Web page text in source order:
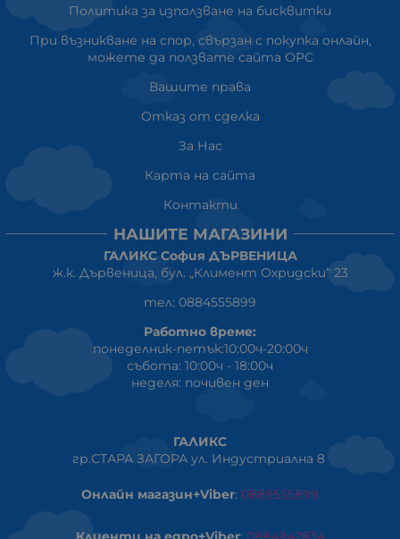
Политика за използване на бисквитки
При възникване на спор, свързан с покупка онлайн,
можете да ползвате сайта ОРС
Вашите права
Отказ от сделка
За Нас
Карта на сайта
Контакти
НАШИТЕ МАГАЗИНИ
ГАЛИКС София ДЪРВЕНИЦА
ж.к. Дървеница, бул. „Климент Охридски“ 23
тел: 0884555899
Работно време:
понеделник-петък:10:00ч-20:00ч
събота: 10:00ч - 18:00ч
неделя: почивен ден
ГАЛИКС
гр.СТАРА ЗАГОРА ул. Индустриална 8
Онлайн магазин+Viber: 0889555899